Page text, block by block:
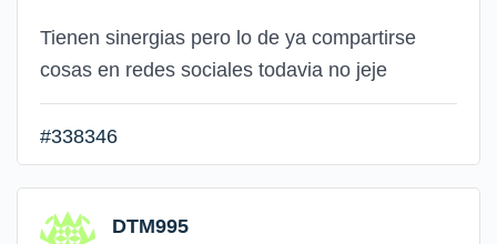
Tienen sinergias pero lo de ya compartirse
cosas en redes sociales todavia no jeje
#338346
DTM995